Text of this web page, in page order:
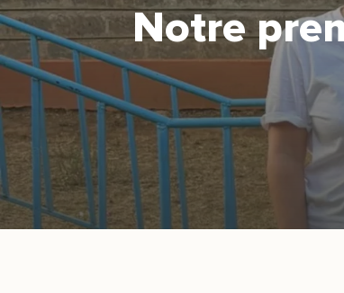
Céder son centre
Notre